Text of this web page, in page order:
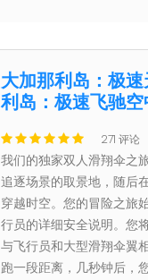
大加那利岛：极
利岛：极速飞驰
271 评论
我们的独家双人滑翔伞之
追逐场景的取景地，随后
穿越时空。您的冒险之旅
行员的详细安全说明。您
与飞行员和大型滑翔伞翼
跑一段距离，几秒钟后，